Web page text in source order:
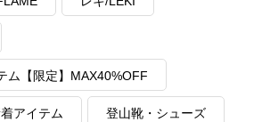
ム【限定】MAX40%OFF
アイテム 登山靴・シューズ